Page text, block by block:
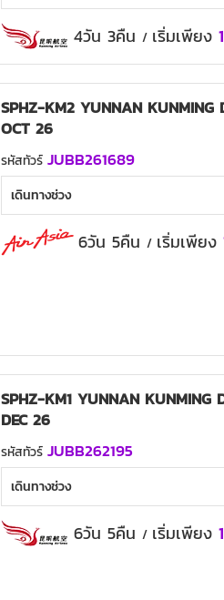
4วัน 3คืน / เริ่มเพียง
SPHZ-KM2 YUNNAN
OCT 26
รหัสทัวร์ JUBB261689
เดินทางช่วง
6วัน 5คืน / เริ่มเพียง
SPHZ-KM1 YUNNAN KUNMING
DEC 26
รหัสทัวร์ JUBB262195
เดินทางช่วง
6วัน 5คืน / เริ่มเพียง